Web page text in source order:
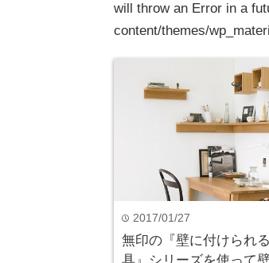
will throw an Error in a
content/themes/
time 2017/01/27
無印の『壁に付けられ